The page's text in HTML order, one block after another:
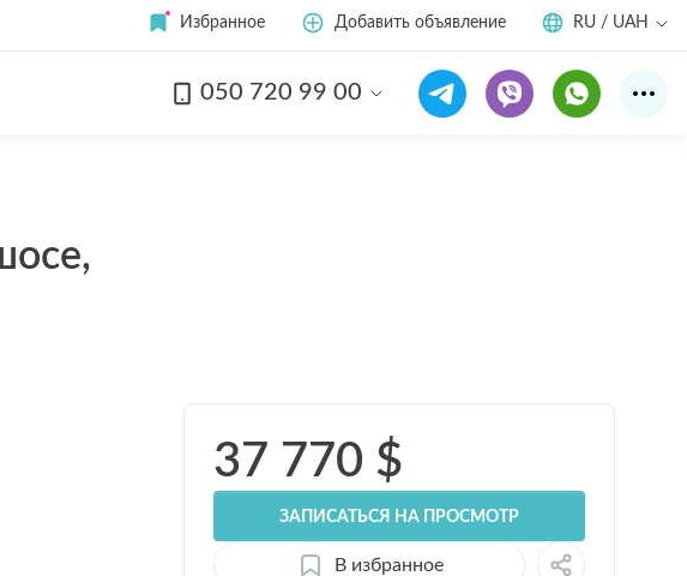
Избранное Добавить объявление RU / UAH
050 720 99 00Смотреть все15 фото
37 770 $
ЗАПИСАТЬСЯ НА ПРОСМОТР
В избранное